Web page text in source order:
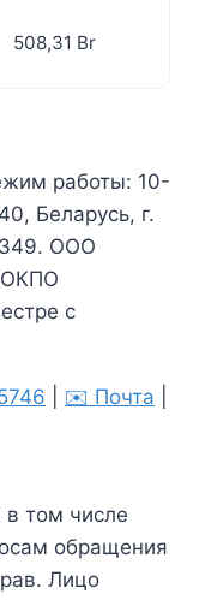
508,31 Br
работы: 10-
Беларусь, г.
ООО
ОКПО
с
✉️ Почта
в том числе
обращения
Лицо